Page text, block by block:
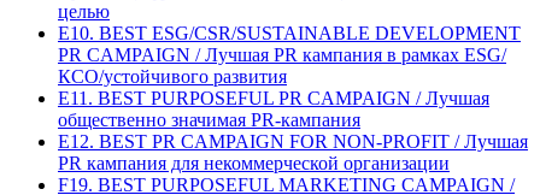
целью
E10. BEST ESG/CSR/SUSTAINABLE DEVELOPMENT
PR CAMPAIGN / Лучшая PR кампания в рамках ESG/
КСО/устойчивого развития
E11. BEST PURPOSEFUL PR CAMPAIGN / Лучшая
общественно значимая PR-кампания
E12. BEST PR CAMPAIGN FOR NON-PROFIT / Лучшая
PR кампания для некоммерческой организации
F19. BEST PURPOSEFUL MARKETING CAMPAIGN /